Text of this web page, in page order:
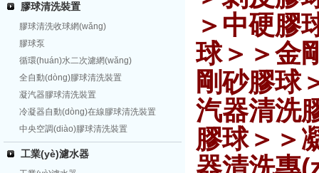
膠球清洗裝置
膠球清洗收球網(wǎng)
膠球泵
循環(huán)水二次濾網(wǎng)
全自動(dòng)膠球清洗裝置
凝汽器膠球清洗裝置
冷凝器自動(dòng)在線膠球清洗裝置
中央空調(diào)膠球清洗裝置
工業(yè)濾水器
＞中硬膠
球＞＞金
剛砂膠球
汽器清洗
膠球＞＞